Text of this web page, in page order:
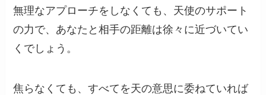
無理なアプローチをしなくても、天使のサポート
の力で、あなたと相手の距離は徐々に近づいてい
くでしょう。
焦らなくても、すべてを天の意思に委ねていれば